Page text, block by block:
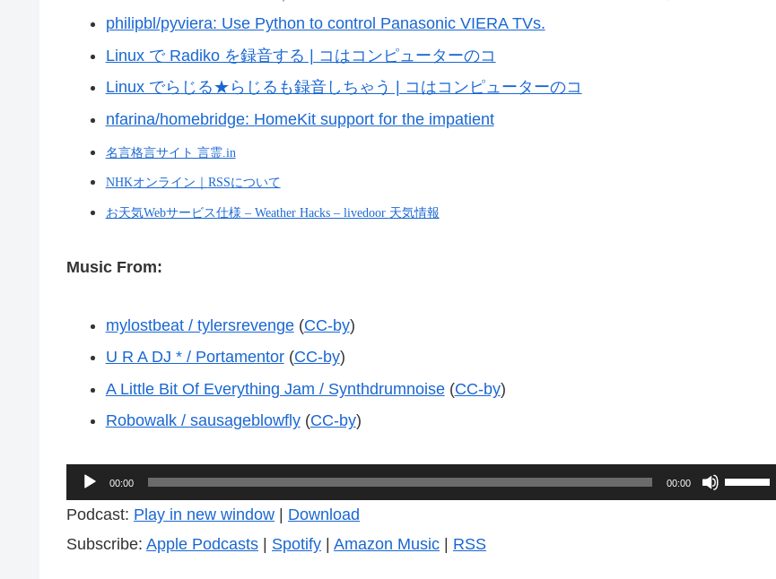
philipbl/pyviera: Use Python to control Panasonic VIERA TVs.
Linux で Radiko を録音する | コはコンピューターのコ
Linux でらじる★らじるも録音しちゃう | コはコンピューターのコ
nfarina/homebridge: HomeKit support for the impatient
名言格言サイト 言霊.in
NHKオンライン｜ RSSについて
お天気Webサービス仕様 – Weather Hacks – livedoor 天気情報
Music From:
mylostbeat / tylersrevenge(CC-by)
U R A DJ * / Portamentor(CC-by)
A Little Bit Of Everything Jam / Synthdrumnoise(CC-by)
Robowalk / sausageblowfly(CC-by)
声
プ
00:00 00:00
ボ
リ
Podcast: Play in new window | Download
Subscribe: Apple Podcasts | Spotify | Amazon Music | RSS